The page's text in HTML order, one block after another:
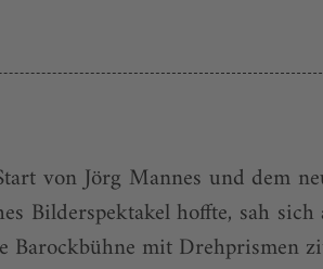
von Jörg Mannes und dem
Bilderspektakel hoffte, sah
Barockbühne mit Drehprismen